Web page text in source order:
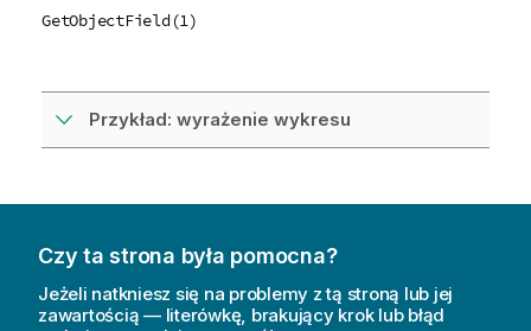
GetObjectField(1)
Przykład: wyrażenie wykresu
Czy ta strona była pomocna?
Jeżeli natkniesz się na problemy z tą stroną lub jej
zawartością — literówkę, brakujący krok lub błąd